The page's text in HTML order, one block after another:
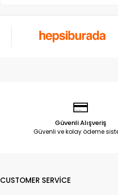
Güvenli Alışveriş
Güvenli ve kolay ödeme
CUSTOMER SERVİCE